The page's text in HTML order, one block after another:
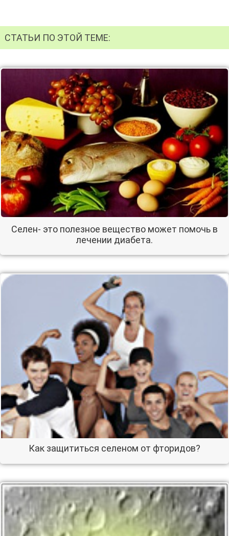
СТАТЬИ ПО ЭТОЙ ТЕМЕ:
Селен- это полезное вещество может помочь в
лечении диабета.
Как защититься селеном от фторидов?